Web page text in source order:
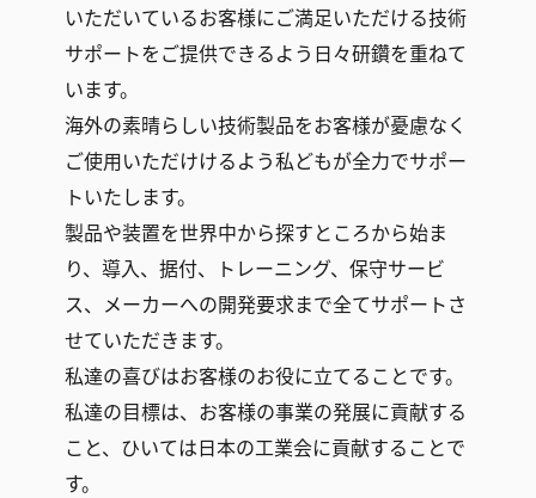
いただいているお客様にご満足いただける技術
サポートをご提供できるよう日々研鑽を重ねて
います。
海外の素晴らしい技術製品をお客様が憂慮なく
ご使用いただけけるよう私どもが全力でサポー
トいたします。
製品や装置を世界中から探すところから始ま
り、導入、据付、トレーニング、保守サービ
ス、メーカーへの開発要求まで全てサポートさ
せていただきます。
私達の喜びはお客様のお役に立てることです。
私達の目標は、お客様の事業の発展に貢献する
こと、ひいては日本の工業会に貢献することで
す。